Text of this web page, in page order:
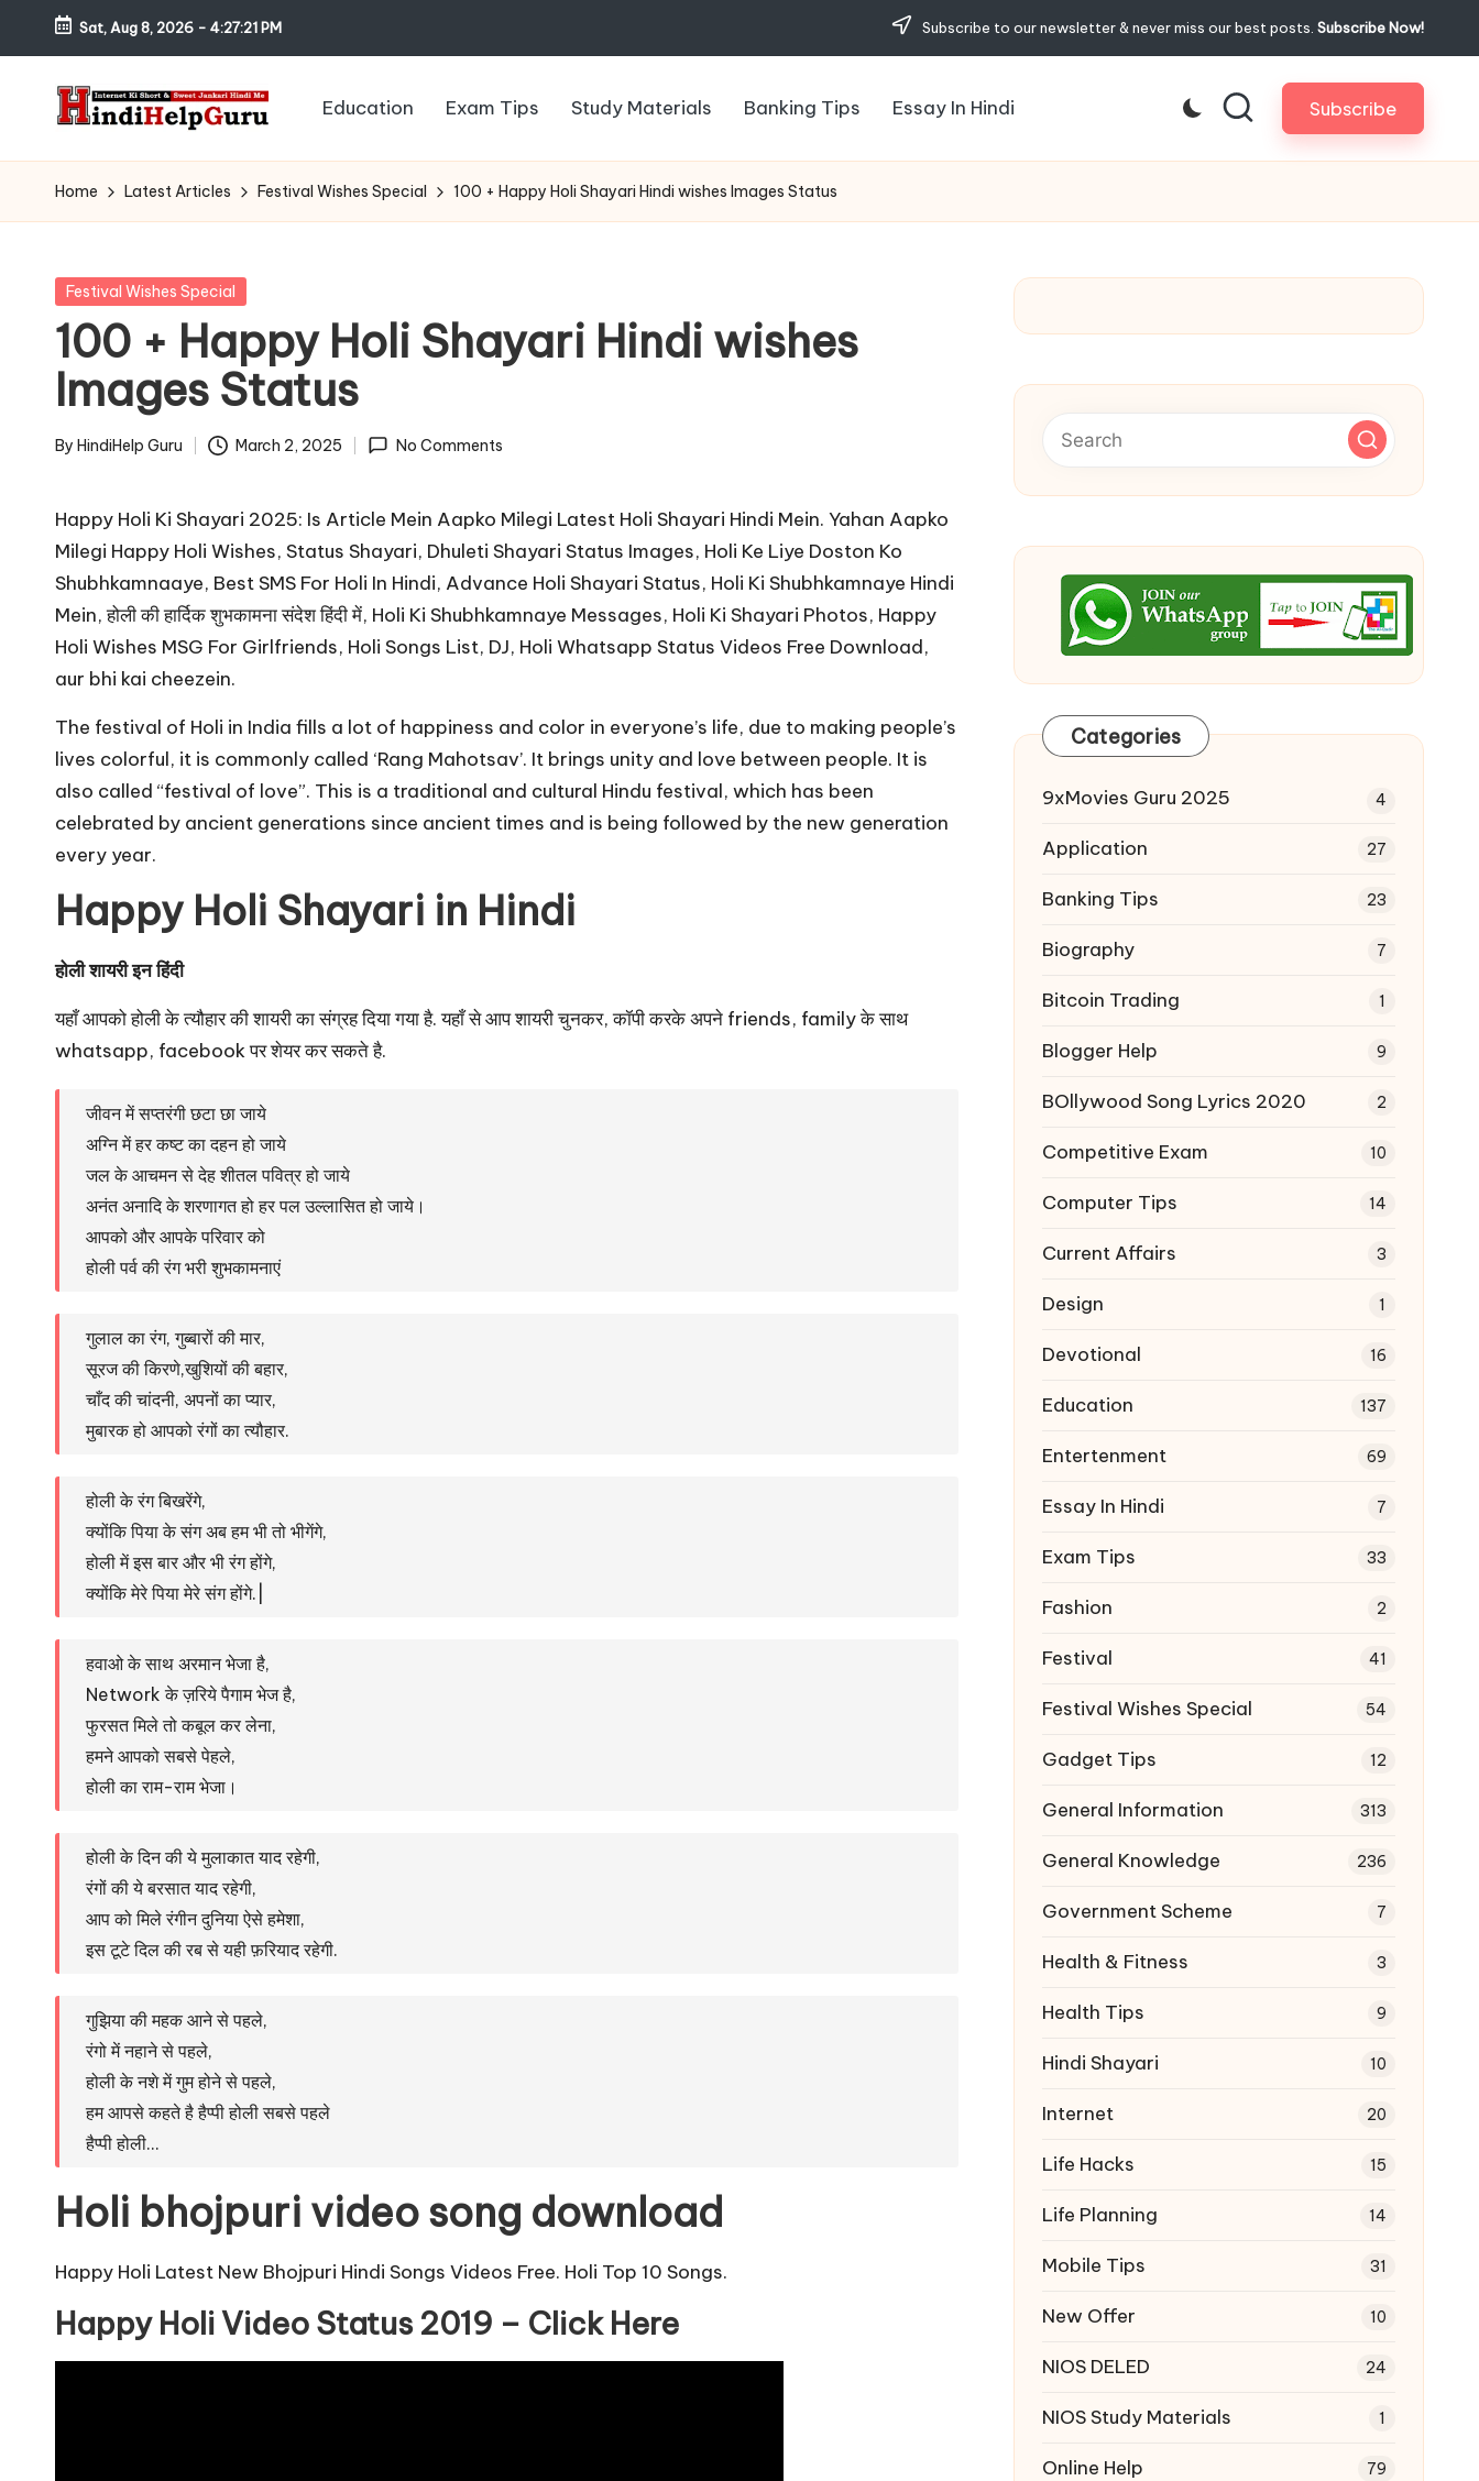
Skip
content
Sat, Aug 8, 2026 - 4:27:22 PM Subscribe to our newsletter & never miss our best posts. Subscribe Now!
H
in
H
el
p
G
r
u.
c
o
m
Ki
Short
Sweet
Jankari
Hindi
me
Education Exam Tips Study Materials Banking Tips Essay In Hindi Subscribe
Home Latest Articles Festival Wishes Special 100 + Happy Holi Shayari Hindi wishes Images Status
Posted
Festival Wishes Special
100 + Happy Holi Shayari Hindi wishes
Images Status
Posted
By HindiHelp Guru March 2, 2025 No Comments
Happy Holi Ki Shayari 2025: Is Article Mein Aapko Milegi Latest Holi Shayari Hindi Mein. Yahan Aapko
Milegi Happy Holi Wishes, Status Shayari, Dhuleti Shayari Status Images, Holi Ke Liye Doston Ko
Shubhkamnaaye, Best SMS For Holi In Hindi, Advance Holi Shayari Status, Holi Ki Shubhkamnaye Hindi
Mein, होली की हार्दिक शुभकामना संदेश हिंदी में, Holi Ki Shubhkamnaye Messages, Holi Ki Shayari Photos, Happy
Holi Wishes MSG For Girlfriends, Holi Songs List, DJ, Holi Whatsapp Status Videos Free Download,
aur bhi kai cheezein.
The festival of Holi in India fills a lot of happiness and color in everyone’s life, due to making people’s
lives colorful, it is commonly called ‘Rang Mahotsav’. It brings unity and love between people. It is
also called “festival of love”. This is a traditional and cultural Hindu festival, which has been
celebrated by ancient generations since ancient times and is being followed by the new generation
every year.
Happy Holi Shayari in Hindi
होली शायरी इन हिंदी
यहाँ आपको होली के त्यौहार की शायरी का संग्रह दिया गया है. यहाँ से आप शायरी चुनकर, कॉपी करके अपने friends, family के साथ
whatsapp, facebookपर शेयर कर सकते है.
जीवन में सप्तरंगी छटा छा जाये
अग्नि में हर कष्ट का दहन हो जाये
जल के आचमन से देह शीतल पवित्र हो जाये
अनंत अनादि के शरणागत हो हर पल उल्लासित हो जाये।
आपको और आपके परिवार को
होली पर्व की रंग भरी शुभकामनाएं
गुलाल का रंग, गुब्बारों की मार,
सूरज की किरणे,खुशियों की बहार,
चाँद की चांदनी, अपनों का प्यार,
मुबारक हो आपको रंगों का त्यौहार.
होली के रंग बिखरेंगे,
क्योंकि पिया के संग अब हम भी तो भीगेंगे,
होली में इस बार और भी रंग होंगे,
क्योंकि मेरे पिया मेरे संग होंगे.|
हवाओ के साथ अरमान भेजा है,
Network के ज़रिये पैगाम भेज है,
फुरसत मिले तो कबूल कर लेना,
हमने आपको सबसे पेहले,
होली का राम-राम भेजा।
होली के दिन की ये मुलाकात याद रहेगी,
रंगों की ये बरसात याद रहेगी,
आप को मिले रंगीन दुनिया ऐसे हमेशा,
इस टूटे दिल की रब से यही फ़रियाद रहेगी.
गुझिया की महक आने से पहले,
रंगो में नहाने से पहले,
होली के नशे में गुम होने से पहले,
हम आपसे कहते है हैप्पी होली सबसे पहले
हैप्पी होली…
Holi bhojpuri video song download
Happy Holi Latest New Bhojpuri Hindi Songs Videos Free. Holi Top 10 Songs.
Happy Holi Video Status 2019 – Click Here
Categories
9xMovies Guru 2025 4
Application 27
Banking Tips 23
Biography 7
Bitcoin Trading 1
Blogger Help 9
BOllywood Song Lyrics 2020 2
Competitive Exam 10
Computer Tips 14
Current Affairs 3
Design 1
Devotional 16
Education 137
Entertenment 69
Essay In Hindi 7
Exam Tips 33
Fashion 2
Festival 41
Festival Wishes Special 54
Gadget Tips 12
General Information 313
General Knowledge 236
Government Scheme 7
Health & Fitness 3
Health Tips 9
Hindi Shayari 10
Internet 20
Life Hacks 15
Life Planning 14
Mobile Tips 31
New Offer 10
NIOS DELED 24
NIOS Study Materials 1
Online Help 79